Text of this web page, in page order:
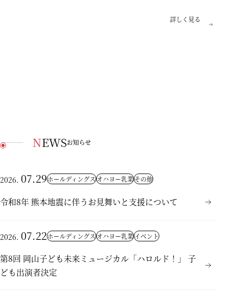
詳しく見る
NEWSお知らせ
2026. 07.29ホールディングスオハヨー乳業その他
令和8年 熊本地震に伴うお見舞いと支援について
2026. 07.22ホールディングスオハヨー乳業イベント
第8回 岡山子ども未来ミュージカル「ハロルド！」 子
ども出演者決定